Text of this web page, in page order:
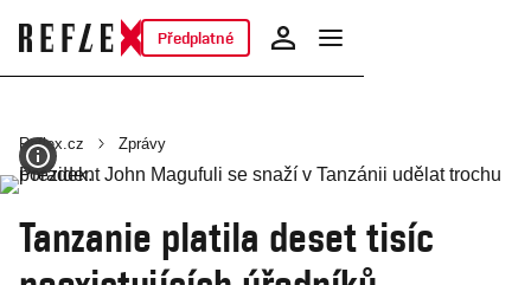
Předplatné
Reflex.cz Zprávy
Tanzanie platila deset tisíc